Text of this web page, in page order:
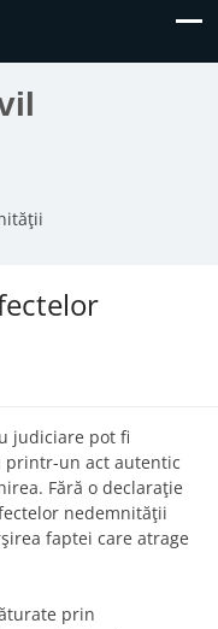
judiciare pot fi
printr-un act autentic
Fără o declaraţie
nedemnităţii
faptei care atrage
prin